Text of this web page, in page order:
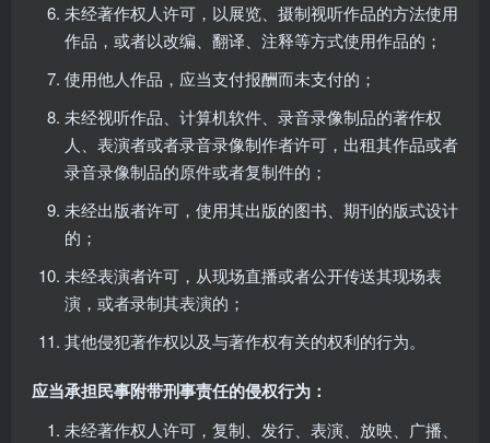
未经著作权人许可，以展览、摄制视听作品的方法使用
作品，或者以改编、翻译、注释等方式使用作品的；
使用他人作品，应当支付报酬而未支付的；
未经视听作品、计算机软件、录音录像制品的著作权
人、表演者或者录音录像制作者许可，出租其作品或者
录音录像制品的原件或者复制件的；
未经出版者许可，使用其出版的图书、期刊的版式设计
的；
未经表演者许可，从现场直播或者公开传送其现场表
演，或者录制其表演的；
其他侵犯著作权以及与著作权有关的权利的行为。
应当承担民事附带刑事责任的侵权行为：
未经著作权人许可，复制、发行、表演、放映、广播、